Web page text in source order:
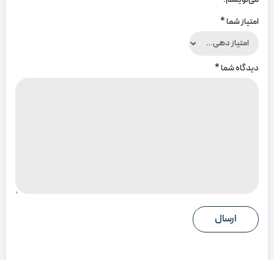
امتیاز شما*
دیدگاه شما*